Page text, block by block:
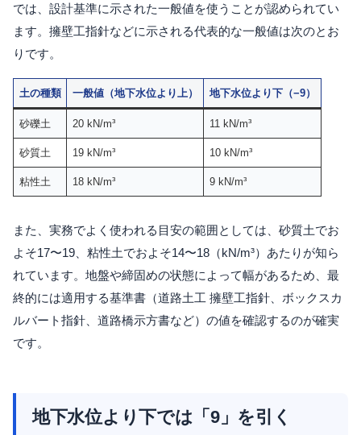
では、設計基準に示された一般値を使うことが認められてい
ます。擁壁工指針などに示される代表的な一般値は次のとお
りです。
土の種類 一般値（地下水位より上） 地下水位より下（−9）
砂礫土 20 kN/m³ 11 kN/m³
砂質土 19 kN/m³ 10 kN/m³
粘性土 18 kN/m³ 9 kN/m³
また、実務でよく使われる目安の範囲としては、砂質土でお
よそ17〜19、粘性土でおよそ14〜18（kN/m³）あたりが知ら
れています。地盤や締固めの状態によって幅があるため、最
終的には適用する基準書（道路土工 擁壁工指針、ボックスカ
ルバート指針、道路橋示方書など）の値を確認するのが確実
です。
地下水位より下では「9」を引く